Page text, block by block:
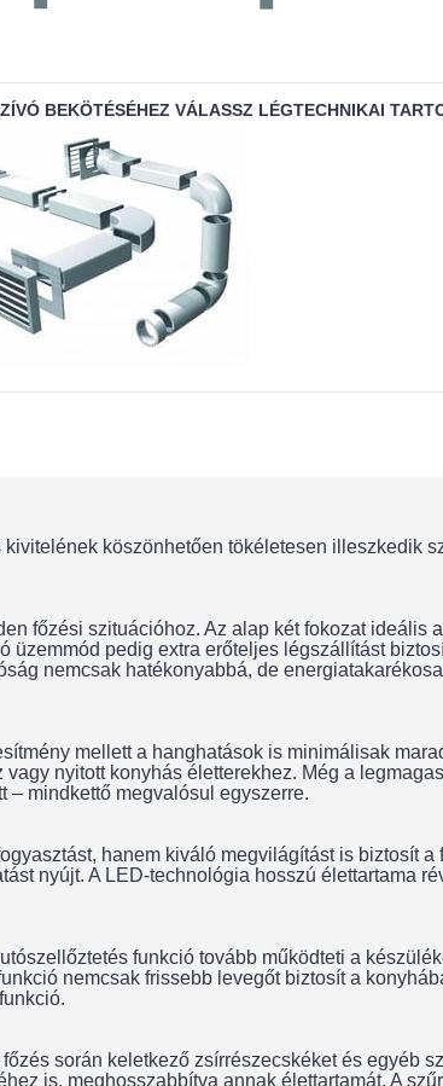
BEKÖTÉSÉHEZ VÁLASSZ LÉGTECHNIKAI
köszönhetően tökéletesen illeszkedik
főzési szituációhoz. Az alap két fokozat ideális
pedig extra erőteljes légszállítást
nemcsak hatékonyabbá, de
mellett a hanghatások is minimálisak
nyitott konyhás életterekhez. Még a
– mindkettő megvalósul egyszerre.
hanem kiváló megvilágítást is biztosít a
nyújt. A LED-technológia hosszú élettartama
funkció tovább működteti a
nemcsak frissebb levegőt biztosít a
során keletkező zsírrészecskéket és egyéb
is, meghosszabbítva annak élettartamát. A